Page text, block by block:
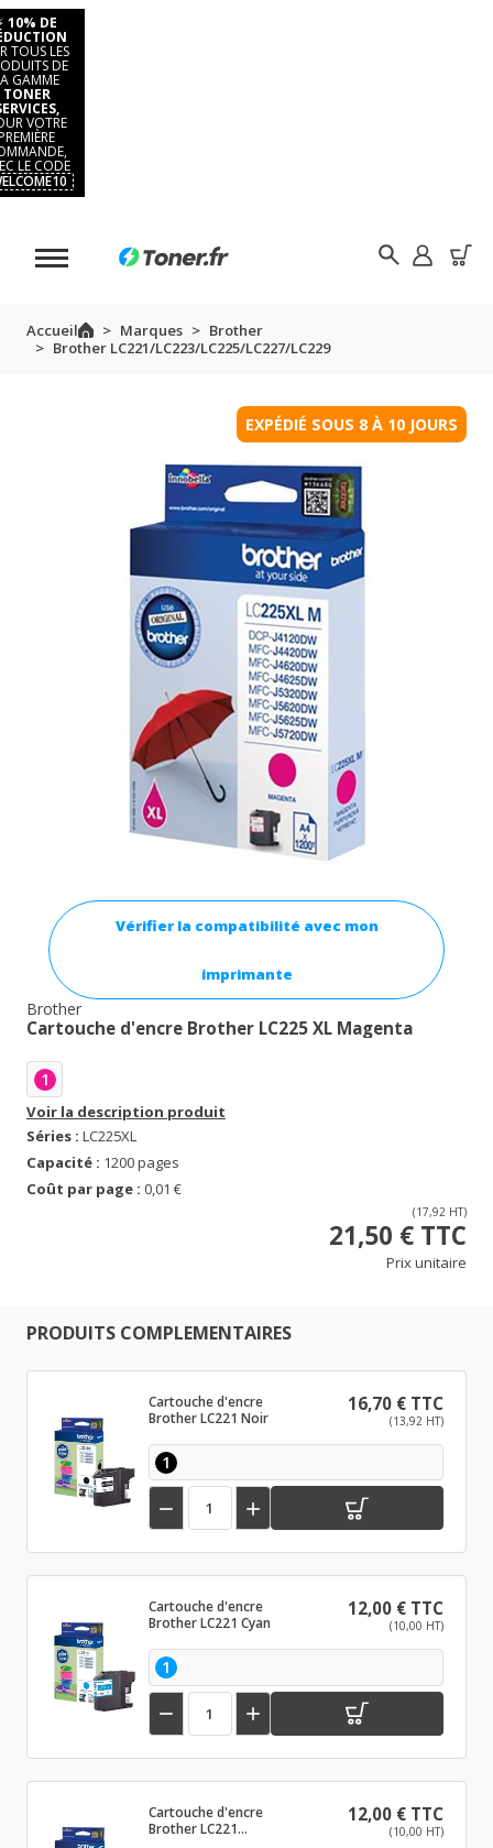
10% DE
TOUS LES
DE
GAMME
TONER
VOTRE
LE CODE
Accueil Marques
Brother
Brother LC221/LC223/LC225/LC227/LC229
EXPÉDIÉ SOUS 8 À 10 JOURS
Vérifier la compatibilité avec mon
imprimante
Brother
Cartouche d'encre Brother LC225 XL Magenta
1
Voir la description produit
Séries : LC225XL
Capacité : 1200 pages
Coût par page : 0,01 €
(17,92 HT)
21,50 € TTC
Prix unitaire
PRODUITS COMPLEMENTAIRES
Cartouche d'encre
Brother LC221 Noir
16,70 € TTC
(13,92 HT)
1
 
Cartouche d'encre
Brother LC221 Cyan
12,00 € TTC
(10,00 HT)
1
 
Cartouche d'encre
Brother LC221
12,00 € TTC
(10,00 HT)